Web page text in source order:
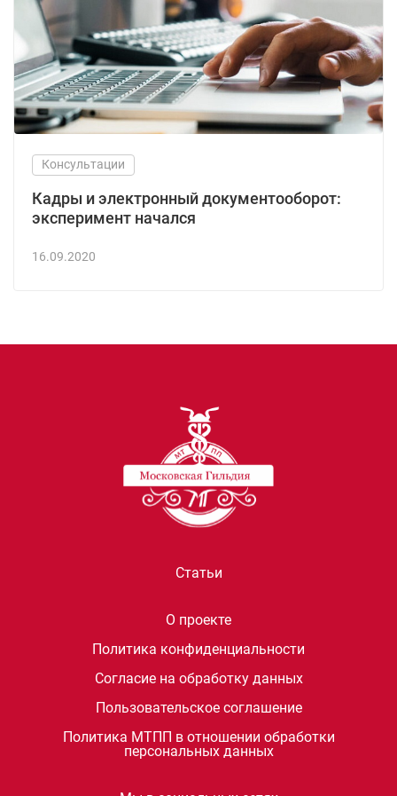
Консультации
Кадры и электронный документооборот:
эксперимент начался
16.09.2020
Статьи
О проекте
Политика конфиденциальности
Согласие на обработку данных
Пользовательское соглашение
Политика МТПП в отношении обработки
персональных данных